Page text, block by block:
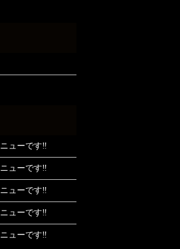
ューです‼️
ューです‼️
ューです‼️
ューです‼️
ューです‼️